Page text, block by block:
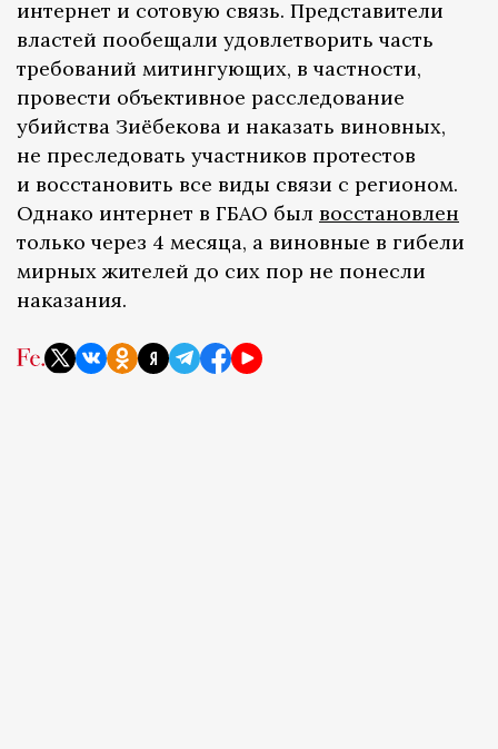
интернет и сотовую связь. Представители
властей пообещали удовлетворить часть
требований митингующих, в частности,
провести объективное расследование
убийства Зиёбекова и наказать виновных,
не преследовать участников протестов
и восстановить все виды связи с регионом.
Однако интернет в ГБАО был восстановлен
только через 4 месяца, а виновные в гибели
мирных жителей до сих пор не понесли
наказания.